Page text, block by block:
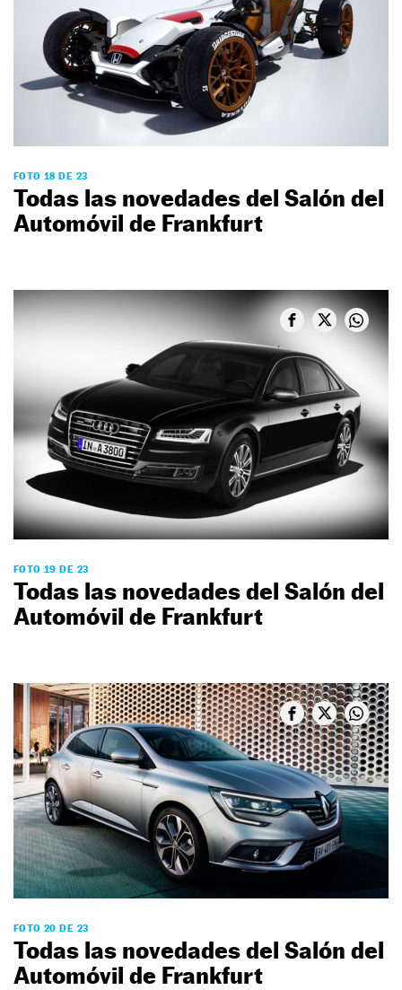
FOTO 18 DE 23
Todas las novedades del Salón del
Automóvil de Frankfurt
FOTO 19 DE 23
Todas las novedades del Salón del
Automóvil de Frankfurt
FOTO 20 DE 23
Todas las novedades del Salón del
Automóvil de Frankfurt